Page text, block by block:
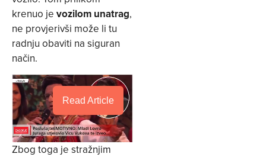
krenuo je vozilom unatrag,
ne provjerivši može li tu
radnju obaviti na siguran
način.
Read Article
Zbog toga je stražnjim